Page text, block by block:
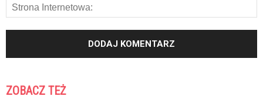
ZOBACZ TEŻ